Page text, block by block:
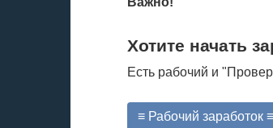
Хотите начать
Есть рабочий и
≡ Рабочий заработок ≡